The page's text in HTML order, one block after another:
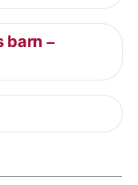
barn –